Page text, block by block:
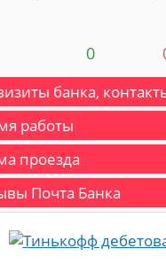
0
банка,
работы
проезда
Почта Банка